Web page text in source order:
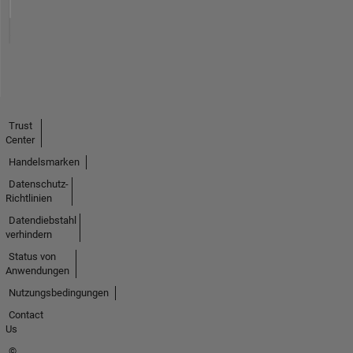
Trust
Center
Handelsmarken
Datenschutz-
Richtlinien
Datendiebstahl
verhindern
Status von
Anwendungen
Nutzungsbedingungen
Contact
Us